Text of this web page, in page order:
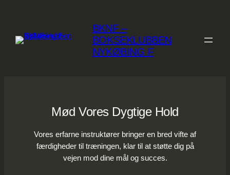
indhold
BKNF –
BOKSEKLUBBEN
NYKØBING F
Mød Vores Dygtige Hold
Vores erfarne instruktører bringer en bred vifte af
færdigheder til træningen, klar til at støtte dig på
vejen mod dine mål og succes.